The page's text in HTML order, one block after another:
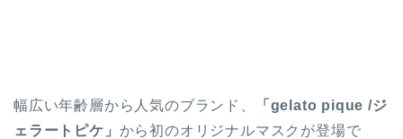
幅広い年齢層から人気のブランド、
「gelato pique /ジ
ェラートピケ」 から初のオリジナルマスクが登場で